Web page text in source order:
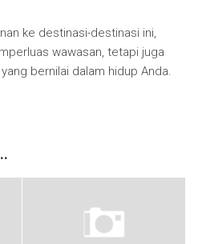
ke destinasi-destinasi ini,
wawasan, tetapi juga
bernilai dalam hidup Anda.